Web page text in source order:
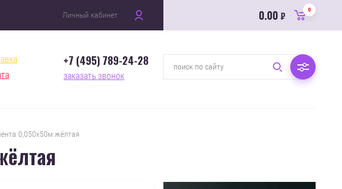
Личный кабинет 0.00 ₽
0
+7 (495) 789-24-28
заказать звонок
0,050х50м жёлтая